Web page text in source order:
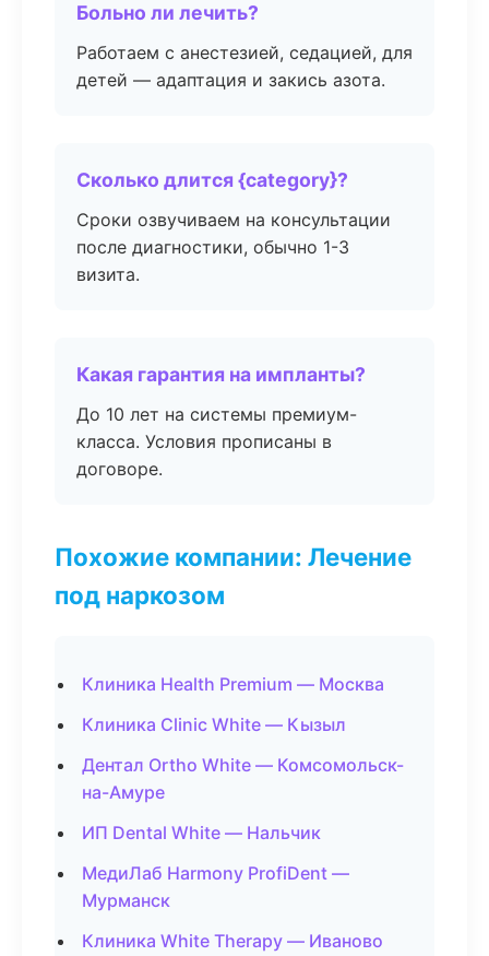
Больно ли лечить?
Работаем с анестезией, седацией, для
детей — адаптация и закись азота.
Сколько длится {category}?
Сроки озвучиваем на консультации
после диагностики, обычно 1-3
визита.
Какая гарантия на импланты?
До 10 лет на системы премиум-
класса. Условия прописаны в
договоре.
Похожие компании: Лечение
под наркозом
Клиника Health Premium — Москва
Клиника Clinic White — Кызыл
Дентал Ortho White — Комсомольск-
на-Амуре
ИП Dental White — Нальчик
МедиЛаб Harmony ProfiDent —
Мурманск
Клиника White Therapy — Иваново